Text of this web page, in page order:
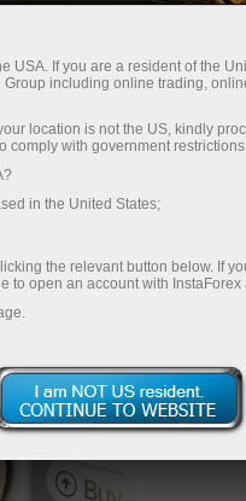
รับเงื่อนไขที่
ค่า
รวมถึง
การเทรด
ถรับโบนัส
และใช้
ละข้อเสนอ
ลวง
วของคุณ
องขวัญมูลค่าสูงสุด
— เรารับประกัน
USA. If you are a resident of the
including online trading,
location is not the US, kindly
comply with government
in the United States;
the relevant button below. If
to open an account with InstaForex